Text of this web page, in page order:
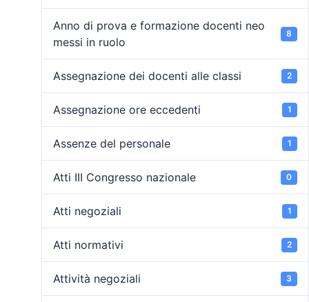
Anno di prova e formazione docenti neo
messi in ruolo
8
Assegnazione dei docenti alle classi 2
Assegnazione ore eccedenti 1
Assenze del personale 1
Atti III Congresso nazionale 0
Atti negoziali 1
Atti normativi 2
Attività negoziali 3